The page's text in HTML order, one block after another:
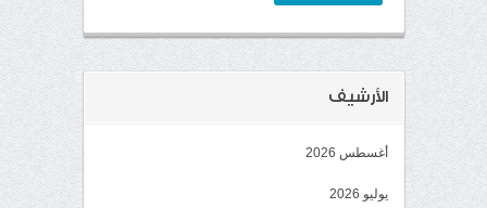
الأرشيف
أغسطس 2026
يوليو 2026